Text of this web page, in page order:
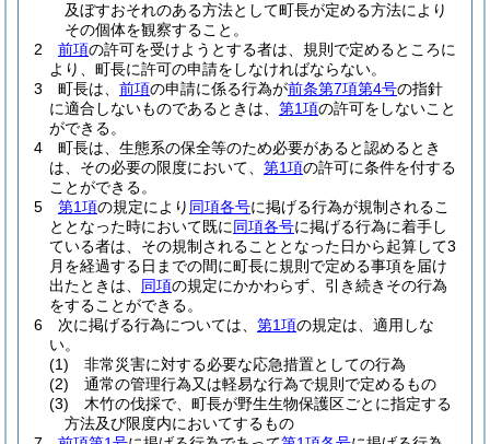
及ぼすおそれのある方法として町長が定める方法により
その個体を観察すること。
2
前項の許可を受けようとする者は、規則で定めるところに
より、町長に許可の申請をしなければならない。
3
町長は、 前項の申請に係る行為が前条第7項第4号の指針
に適合しないものであるときは、 第1項の許可をしないこと
ができる。
4
町長は、生態系の保全等のため必要があると認めるとき
は、その必要の限度において、 第1項の許可に条件を付する
ことができる。
5
第1項の規定により 同項各号に掲げる行為が規制されるこ
ととなった時において既に同項各号に掲げる行為に着手し
ている者は、その規制されることとなった日から起算して3
月を経過する日までの間に町長に規則で定める事項を届け
出たときは、 同項の規定にかかわらず、引き続きその行為
をすることができる。
6
次に掲げる行為については、 第1項の規定は、適用しな
い。
(1)
非常災害に対する必要な応急措置としての行為
(2)
通常の管理行為又は軽易な行為で規則で定めるもの
(3)
木竹の伐採で、町長が野生生物保護区ごとに指定する
方法及び限度内においてするもの